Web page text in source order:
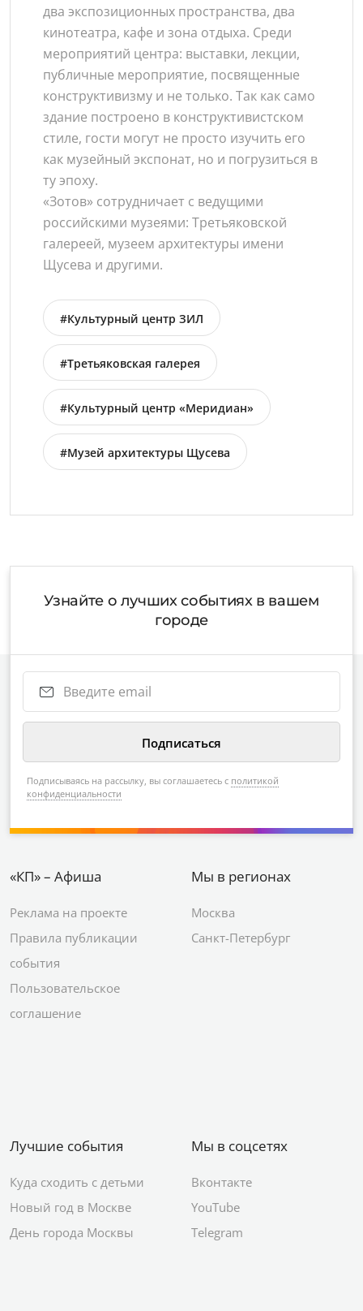
два экспозиционных пространства, два
кинотеатра, кафе и зона отдыха. Среди
мероприятий центра: выставки, лекции,
публичные мероприятие, посвященные
конструктивизму и не только. Так как само
здание построено в конструктивистском
стиле, гости могут не просто изучить его
как музейный экспонат, но и погрузиться в
ту эпоху.
«Зотов» сотрудничает с ведущими
российскими музеями: Третьяковской
галереей, музеем архитектуры имени
Щусева и другими.
#Культурный центр ЗИЛ
#Третьяковская галерея
#Культурный центр «Меридиан»
#Музей архитектуры Щусева
Узнайте о лучших событиях в вашем
городе
Подписываясь на рассылку, вы соглашаетесь с политикой
конфиденциальности
«КП» – Афиша
Реклама на проекте
Правила публикации
события
Пользовательское
соглашение
Мы в регионах
Москва
Санкт-Петербург
Лучшие события
Куда сходить с детьми
Новый год в Москве
День города Москвы
Мы в соцсетях
Вконтакте
YouTube
Telegram